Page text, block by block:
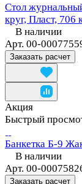
Стол
круг, Пласт, 706
В наличии
Арт. 00-
Заказать расчет
Акция
Быстрый
Банкетка Б-9
В наличии
Арт. 00-
Заказать расчет